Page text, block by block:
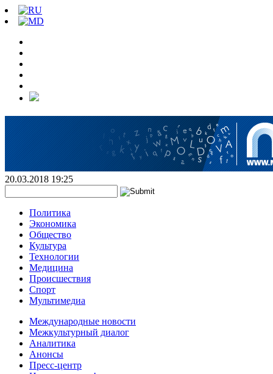
20.03.2018 19:25
Политика
Экономика
Общество
Культура
Технологии
Медицина
Происшествия
Спорт
Мультимедиа
Международные новости
Межкультурный диалог
Аналитика
Анонсы
Пресс-центр